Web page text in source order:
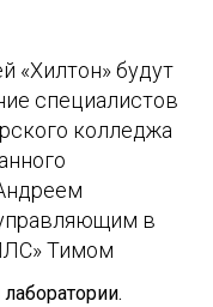
«Хилтон» будут
специалистов
колледжа
в
Тимом